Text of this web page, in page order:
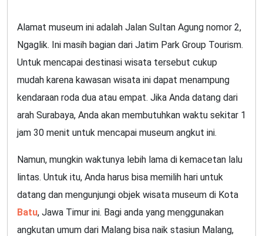
Alamat museum ini adalah Jalan Sultan Agung nomor 2,
Ngaglik. Ini masih bagian dari Jatim Park Group Tourism.
Untuk mencapai destinasi wisata tersebut cukup
mudah karena kawasan wisata ini dapat menampung
kendaraan roda dua atau empat. Jika Anda datang dari
arah Surabaya, Anda akan membutuhkan waktu sekitar 1
jam 30 menit untuk mencapai museum angkut ini.
Namun, mungkin waktunya lebih lama di kemacetan lalu
lintas. Untuk itu, Anda harus bisa memilih hari untuk
datang dan mengunjungi objek wisata museum di Kota
Batu, Jawa Timur ini. Bagi anda yang menggunakan
angkutan umum dari Malang bisa naik stasiun Malang,